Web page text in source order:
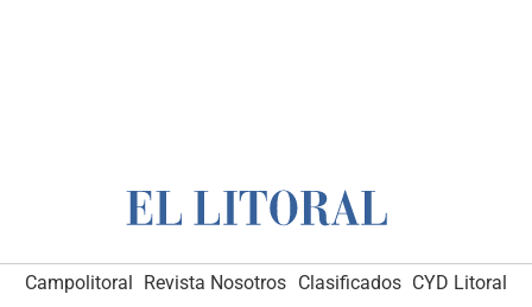
Campolitoral Revista Nosotros Clasificados CYD Litoral